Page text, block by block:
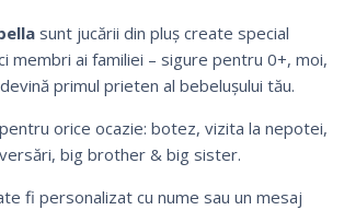
sunt jucării din pluș create special
membri ai familiei – sigure pentru 0+, moi,
primul prieten al bebelușului tău.
pentru orice ocazie: botez, vizita la nepotei,
big brother & big sister.
fi personalizat cu nume sau un mesaj